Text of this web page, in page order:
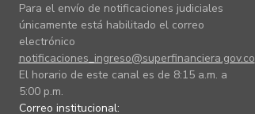
Para el envío de notificaciones judiciales
únicamente está habilitado el correo
electrónico
notificaciones_ingreso@superfinanciera.gov.co
El horario de este canal es de 8:15 a.m. a
5:00 p.m.
Correo institucional: